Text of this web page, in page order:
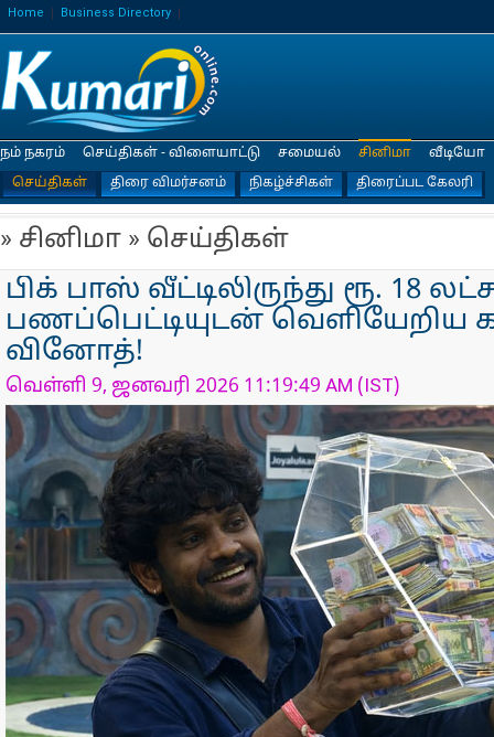
Home Business Directory
நம் நகரம் செய்திகள் - விளையாட்டு சமையல்
சினிமா
செய்திகள்
திரை விமர்சனம் நிகழ்ச்சிகள் திரைப்பட கேலரி
வீடியோ
» சினிமா » செய்திகள்
பிக் பாஸ் வீட்டிலிருந்து ரூ. 18
பணப்பெட்டியுடன் வெளியேறிய
வினோத்!
வெள்ளி 9, ஜனவரி 2026 11:19:49 AM (IST)